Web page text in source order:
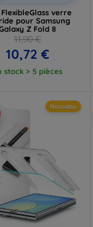
FlexibleGlass verre
pour Samsung
Z Fold 8
11,90 €
10,72 €
stock > 5 pièces
Nouveau